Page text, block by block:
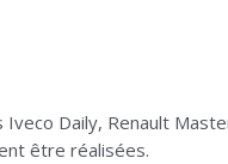
Iveco Daily, Renault
être réalisées.